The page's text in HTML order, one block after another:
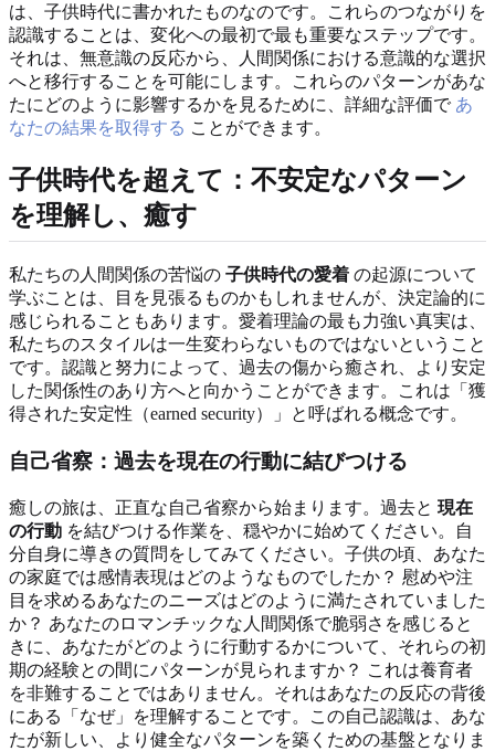
は、子供時代に書かれたものなのです。これらのつながりを
認識することは、変化への最初で最も重要なステップです。
それは、無意識の反応から、人間関係における意識的な選択
へと移行することを可能にします。これらのパターンがあな
たにどのように影響するかを見るために、詳細な評価で あ
なたの結果を取得する ことができます。
子供時代を超えて：不安定なパターン
を理解し、癒す
私たちの人間関係の苦悩の 子供時代の愛着 の起源について
学ぶことは、目を見張るものかもしれませんが、決定論的に
感じられることもあります。愛着理論の最も力強い真実は、
私たちのスタイルは一生変わらないものではないということ
です。認識と努力によって、過去の傷から癒され、より安定
した関係性のあり方へと向かうことができます。これは「獲
得された安定性（earned security）」と呼ばれる概念です。
自己省察：過去を現在の行動に結びつける
癒しの旅は、正直な自己省察から始まります。過去と 現在
の行動 を結びつける作業を、穏やかに始めてください。自
分自身に導きの質問をしてみてください。子供の頃、あなた
の家庭では感情表現はどのようなものでしたか？ 慰めや注
目を求めるあなたのニーズはどのように満たされていました
か？ あなたのロマンチックな人間関係で脆弱さを感じると
きに、あなたがどのように行動するかについて、それらの初
期の経験との間にパターンが見られますか？ これは養育者
を非難することではありません。それはあなたの反応の背後
にある「なぜ」を理解することです。この自己認識は、あな
たが新しい、より健全なパターンを築くための基盤となりま